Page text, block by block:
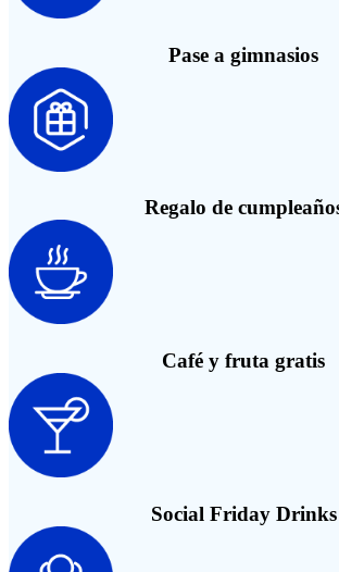
Pase a gimnasios
Regalo de
Café y fruta gratis
Social Friday Drinks